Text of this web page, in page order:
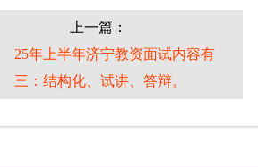
上一篇：
25年上半年济宁教资面试内容有
三：结构化、试讲、答辩。